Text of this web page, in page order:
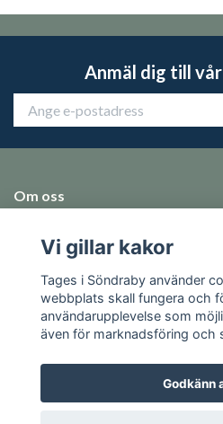
Anmäl dig till
Om oss
Emballage
Sociala medier
Vi gillar kakor
Tages i Söndraby använder
webbplats skall fungera och
användarupplevelse som
även för marknadsföring och
Godkänn